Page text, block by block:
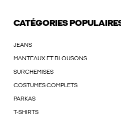
CATÉGORIES
JEANS
MANTEAUX ET BLOUSONS
SURCHEMISES
COSTUMES COMPLETS
PARKAS
T-SHIRTS